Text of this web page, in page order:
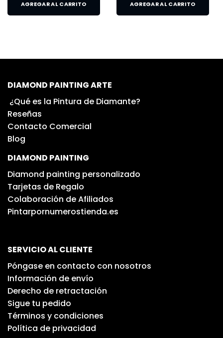
AGREGAR AL CARRITO AGREGAR AL CARRITO
DIAMOND PAINTING ARTE
¿Qué es la Pintura de Diamante?
Reseñas
Contacto Comercial
Blog
DIAMOND PAINTING
Diamond painting personalizado
Tarjetas de Regalo
Colaboración de Afiliados
Pintarpornumerostienda.es
SERVICIO AL CLIENTE
Póngase en contacto con nosotros
Información de envío
Derecho de retractación
Sigue tu pedido
Términos y condiciones
Política de privacidad